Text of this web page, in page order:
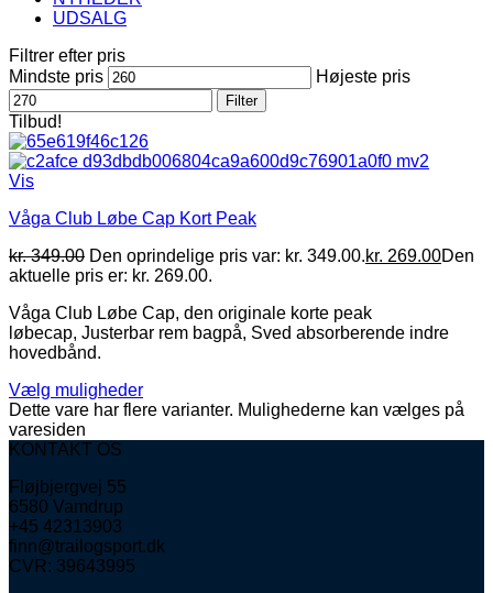
UDSALG
Filtrer efter pris
Mindste pris
Højeste pris
Filter
Tilbud!
Vis
Våga Club Løbe Cap Kort Peak
kr.349.00 Den oprindelige pris var: kr. 349.00.kr. 269.00Den
aktuelle pris er: kr. 269.00.
Våga Club Løbe Cap, den originale korte peak
løbecap, Justerbar rem bagpå, Sved absorberende indre
hovedbånd.
Vælg muligheder
Dette vare har flere varianter. Mulighederne kan vælges på
varesiden
KONTAKT OS
Fløjbjergvej 55
6580 Vamdrup
+45 42313903
finn@trailogsport.dk
CVR: 39643995